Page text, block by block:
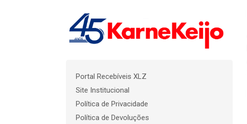
Portal Recebíveis XLZ
Site Institucional
Política de Privacidade
Política de Devoluções